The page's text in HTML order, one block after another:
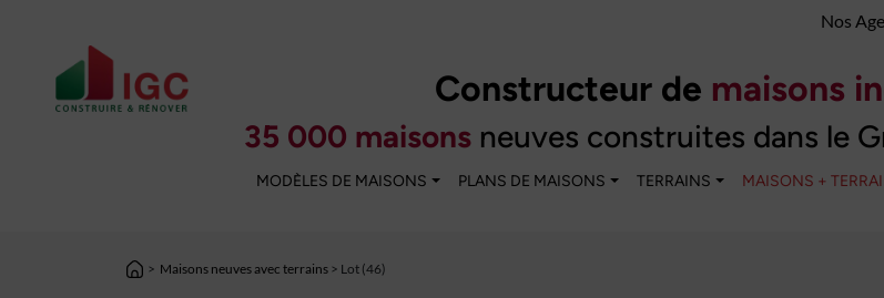
Nos
Constructeur de maisons
35 000 maisonsneuves construites dans le
MODÈLES DE MAISONS PLANS DE MAISONS TERRAINS MAISONS +
> Maisons neuves avec terrains > Lot (46)